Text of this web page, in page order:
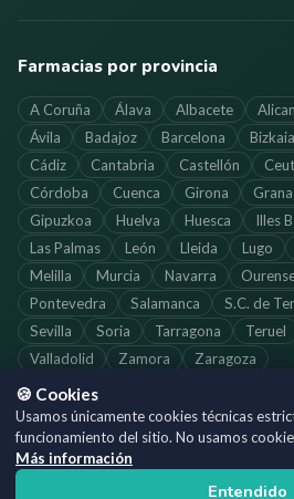
Farmacias por provincia
A Coruña Álava Albacete
Ávila
Badajoz Barcelona Bizkaia
Cádiz
Cantabria Castellón
Córdoba
Cuenca Girona
Gipuzkoa
Huelva Huesca Illes
Las Palmas
León Lleida Lugo
Melilla
Murcia Navarra
Pontevedra
Salamanca S.C. de
Sevilla
Soria Tarragona Teruel
Valladolid
Zamora Zaragoza
©2026SoloFarmacias.es — Todos los
Información actualizada. Verifica los
🍪 Cookies
Usamos únicamente cookies técnicas
funcionamiento del sitio. No usamos
Más información
Entendido